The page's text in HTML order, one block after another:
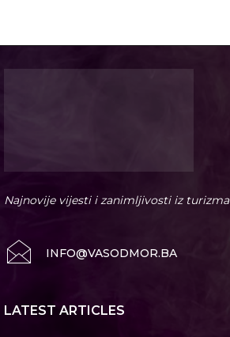
Najnovije vijesti i zanimljivosti iz turizma
INFO@VASODMOR.BA
LATEST ARTICLES